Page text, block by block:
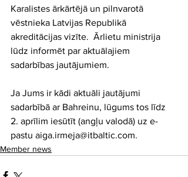
Karalistes ārkārtējā un pilnvarotā
vēstnieka Latvijas Republikā
akreditācijas vizīte.  Ārlietu ministrija
lūdz informēt par aktuālajiem
sadarbības jautājumiem.
Ja Jums ir kādi aktuāli jautājumi
sadarbībā ar Bahreinu, lūgums tos līdz
2. aprīlim iesūtīt (angļu valodā) uz e-
pastu aiga.irmeja@itbaltic.com.
Member news